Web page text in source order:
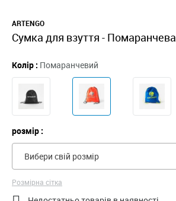
ARTENGO
Сумка для взуття - Помаранчева
Колір : Помаранчевий
розмір :
Вибери свій розмір
Розмірна сітка